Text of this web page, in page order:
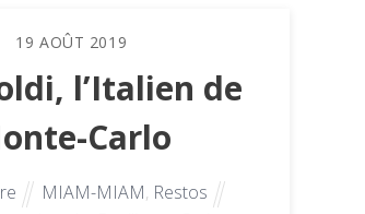
19 AOÛT 2019
l’Italien de
Carlo
MIAM-MIAM, Restos